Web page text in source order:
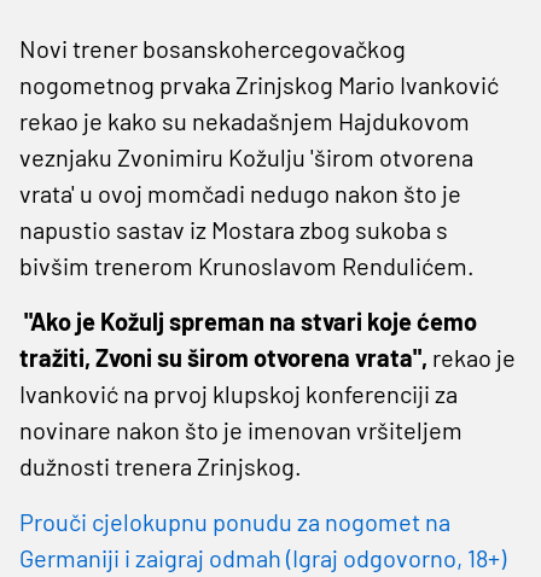
Novi trener bosanskohercegovačkog
nogometnog prvaka Zrinjskog Mario Ivanković
rekao je kako su nekadašnjem Hajdukovom
veznjaku Zvonimiru Kožulju 'širom otvorena
vrata' u ovoj momčadi nedugo nakon što je
napustio sastav iz Mostara zbog sukoba s
bivšim trenerom Krunoslavom Rendulićem.
"Ako je Kožulj spreman na stvari koje ćemo
tražiti, Zvoni su širom otvorena vrata", rekao je
Ivanković na prvoj klupskoj konferenciji za
novinare nakon što je imenovan vršiteljem
dužnosti trenera Zrinjskog.
Prouči cjelokupnu ponudu za nogomet na
Germaniji i zaigraj odmah (Igraj odgovorno, 18+)